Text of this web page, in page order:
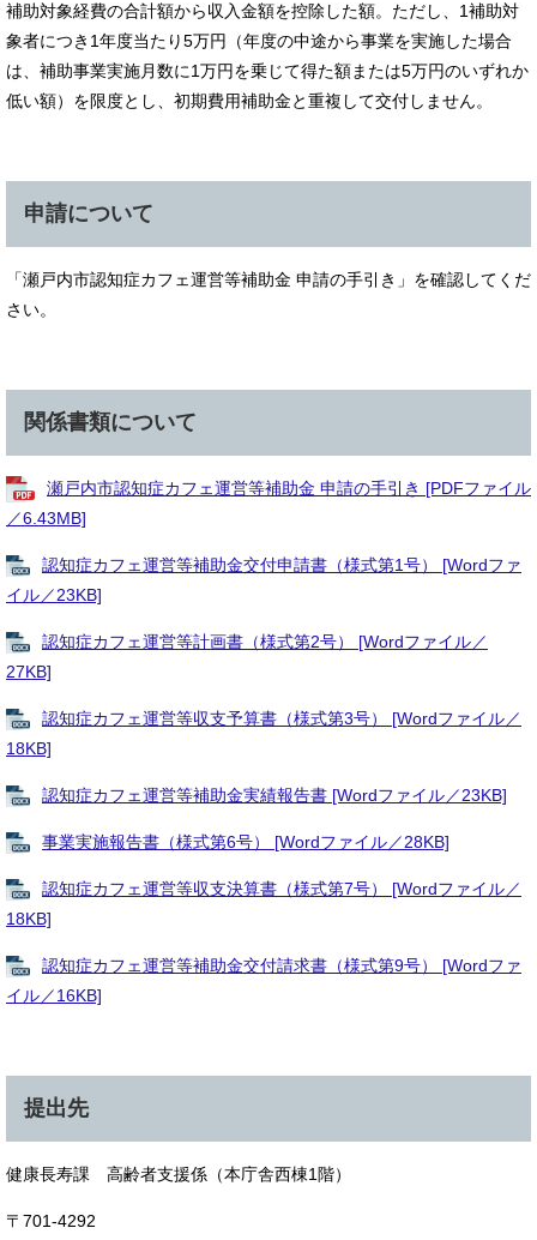
補助対象経費の合計額から収入金額を控除した額。ただし、1補助対
象者につき1年度当たり5万円（年度の中途から事業を実施した場合
は、補助事業実施月数に1万円を乗じて得た額または5万円のいずれか
低い額）を限度とし、初期費用補助金と重複して交付しません。
申請について
「瀬戸内市認知症カフェ運営等補助金 申請の手引き」を確認してくだ
さい。
関係書類について
瀬戸内市認知症カフェ運営等補助金 申請の手引き [PDFファイル
／6.43MB]
認知症カフェ運営等補助金交付申請書（様式第1号） [Wordファ
イル／23KB]
認知症カフェ運営等計画書（様式第2号） [Wordファイル／
27KB]
認知症カフェ運営等収支予算書（様式第3号） [Wordファイル／
18KB]
認知症カフェ運営等補助金実績報告書 [Wordファイル／23KB]
事業実施報告書（様式第6号） [Wordファイル／28KB]
認知症カフェ運営等収支決算書（様式第7号） [Wordファイル／
18KB]
認知症カフェ運営等補助金交付請求書（様式第9号） [Wordファ
イル／16KB]
提出先
健康長寿課 高齢者支援係（本庁舎西棟1階）
〒701-4292